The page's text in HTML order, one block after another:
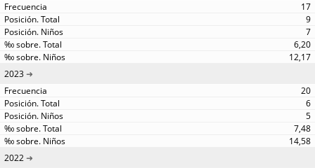
17
9
7
6,20
12,17
2023
20
6
5
7,48
14,58
2022